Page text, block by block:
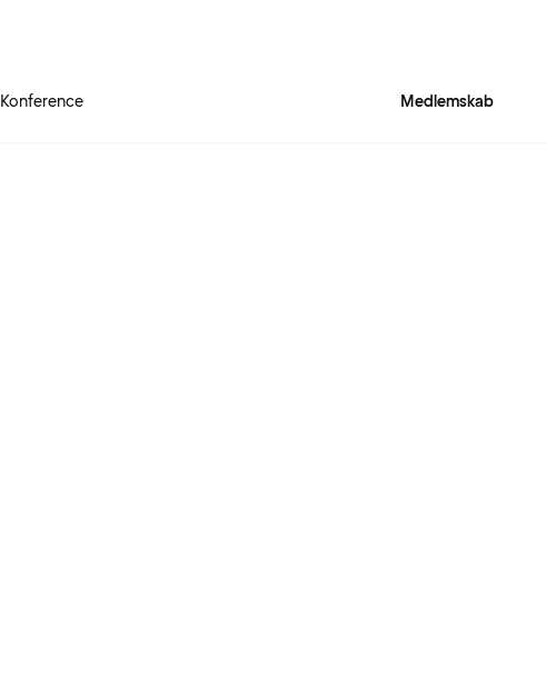
Konference Medlemskab